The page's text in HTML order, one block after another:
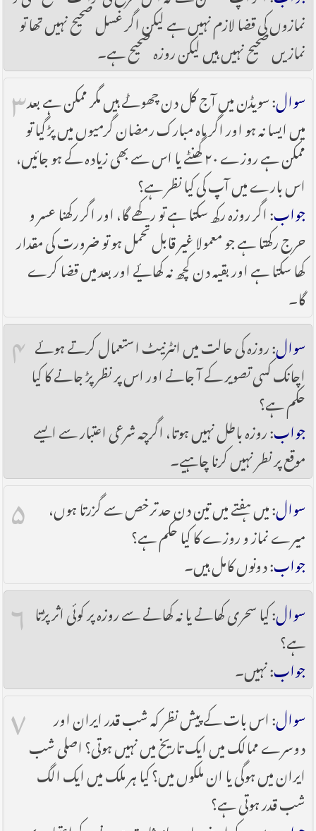
نمازوں کی قضا لازم نہیں ہے لیکن اگر غسل صحیح نہیں تھا تو
نماز یں صحیح نہیں ہیں لیکن روزہ صحیح ہے۔
۳ سوال: سویڈن میں آج کل دن چھوٹے ہیں مگر ممکن ہے بعد
میں ایسا نہ ہو اور اگر ماہ مبارک رمضان گرمیوں میں پڑ گیا تو
ممکن ہے روزے ۲۰ گھنٹے یا اس سے بھی زیادہ کے ہو جائیں،
اس بارے میں آپ کی کیا نظر ہے؟
جواب: اگر روزہ رکھ سکتا ہے تو رکھے گا، اور اگر رکھنا عسر و
حرج رکھتا ہے جو معمولا غیر قابل تحمل ہو تو ضرورت کی مقدار
کھا سکتا ہے اور بقیہ دن کچھ نہ کھایٔے اور بعد میں قضا کرے
گا۔
۴ سوال: روزہ کی حالت میں انٹرنیٹ استعمال کرتے ہوئے
اچانک کسی تصویر کے آ جانے اور اس پر نظر پڑ جانے کا کیا
حکم ہے؟
جواب: روزہ باطل نہیں ہوتا، اگرچہ شرعی اعتبار سے ایسے
موقع پر نطر نہیں کرنا چاہیے۔
۵ سوال: میں ہفتے میں تین دن حد ترخص سے گزرتا ہوں،
میرے نماز و روزے کا کیا حکم ہے؟
جواب: دونوں کامل ہیں۔
۶ سوال: کیا سحری کھانے یا نہ کھانے سے روزہ پر کوئی اثر پڑتا
ہے؟
جواب: نہیں۔
۷ سوال: اس بات کے پیش نظر کہ شب قدر ایران اور
دوسرے ممالک میں ایک تاریخ میں نہیں ہوتی؟ اصلی شب
ایران میں ہوگی یا ان ملکوں میں؟ کیا ہر ملک میں ایک الگ
شب قدر ہوتی ہے؟